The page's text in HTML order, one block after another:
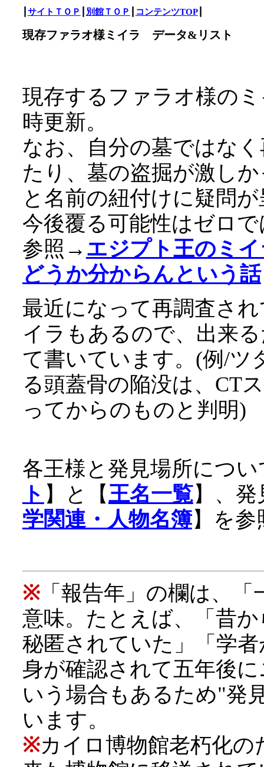
サイトＴＯＰ 別館ＴＯＰ コンテンツTOP┃
現存ファラオ様ミイラ データ&リスト
現存するファラオ様の
時更新。
なお、自分の墓ではな
たり、墓の盗掘が激し
と名前の紐付けに疑問
今後覆る可能性はゼロ
参照→ エジプト王のミ
どうか分からんという話
最近になって再調査さ
イラもあるので、出来
て書いています。(例/ツ
る頭蓋骨の陥没は、CT
ってからのものと判明)
各王様と発見場所につ
ト 】と【王名一覧】、発
学関連・人物名簿】を参
※「報告年」の欄は、「
意味。たとえば、「昔
秘匿されていた」「学
身が確認されて五年後
いう場合もあるため"発
います。
※カイロ博物館老朽化